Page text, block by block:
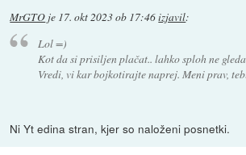
MrGTO je 17. okt 2023 ob 17:46izjavil:
Lol =)
Kot da si prisiljen plačat.. lahko sploh ne
Vredi, vi kar bojkotirajte naprej. Meni prav,
Ni Yt edina stran, kjer so naloženi posnetki.